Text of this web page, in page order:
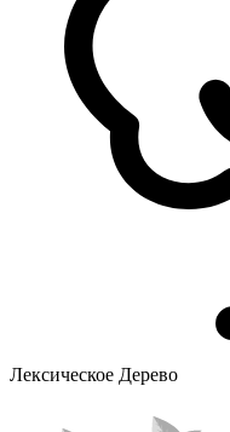
Лексическое Дерево